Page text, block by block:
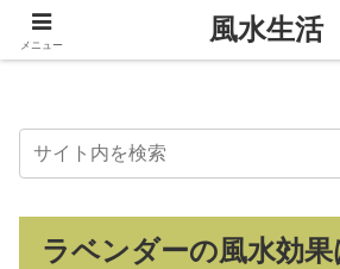
風水生活
ラベンダーの風水効
メニュー 風水生活